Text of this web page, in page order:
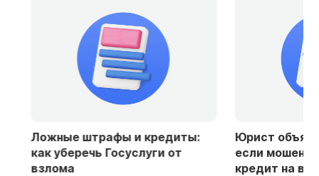
Ложные штрафы и кредиты:
как уберечь Госуслуги от
взлома
Юрист
если
кредит на ваше